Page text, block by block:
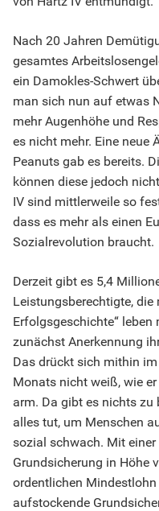
Nach 20 Jahren
gesamtes
ein Damokles-Schwert
man sich nun auf etwas
mehr Augenhöhe und
es nicht mehr. Eine neue
Peanuts gab es bereits.
können diese jedoch
IV sind mittlerweile so
dass es mehr als einen
Sozialrevolution braucht.
Derzeit gibt es 5,4
Leistungsberechtigte, die
Erfolgsgeschichte“ leben
zunächst Anerkennung
Das drückt sich mithin
Monats nicht weiß, wie
arm. Da gibt es nichts zu
alles tut, um Menschen
sozial schwach. Mit
Grundsicherung in Höhe
ordentlichen
aufstockende